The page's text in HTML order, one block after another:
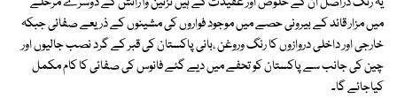
میں مزار قائد کے بیرونی حصے میں موجود فواروں کی مشینوں کے ذریعے صفائی جبکہ
خارجی اور داخلی دروازوں کا رنگ وروغن ،بانی پاکستان کی قبر کے گرد نصب جالیوں اور
چین کی جانب سے پاکستان کو تحفے میں دیے گئے فانوس کی صفائی کا کام مکمل
کیاجائے گا۔